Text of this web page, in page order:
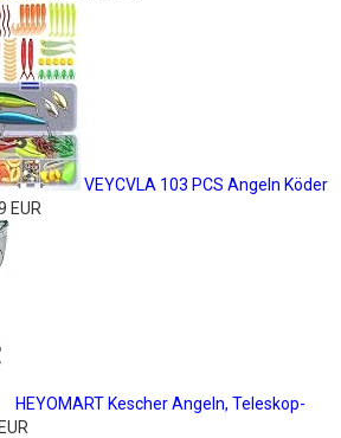
VEYCVLA 103 PCS Angeln Köder
EUR
HEYOMART Kescher Angeln, Teleskop-